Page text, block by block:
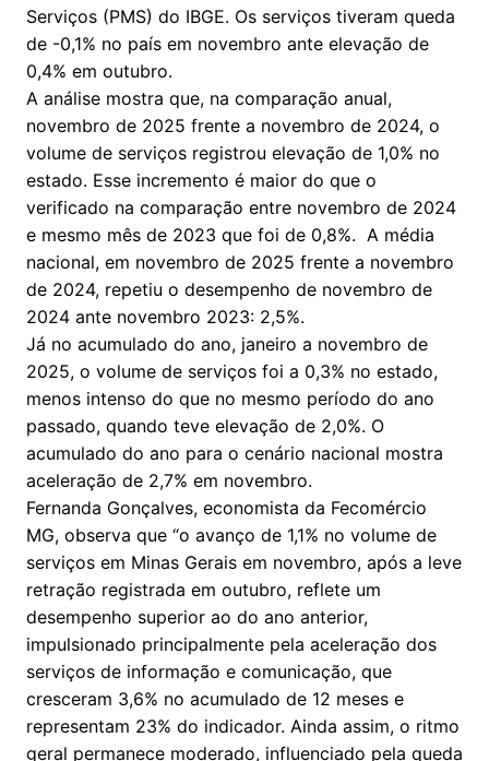
Serviços (PMS) do IBGE. Os serviços tiveram queda
de -0,1% no país em novembro ante elevação de
0,4% em outubro.
A análise mostra que, na comparação anual,
novembro de 2025 frente a novembro de 2024, o
volume de serviços registrou elevação de 1,0% no
estado. Esse incremento é maior do que o
verificado na comparação entre novembro de 2024
e mesmo mês de 2023 que foi de 0,8%. A média
nacional, em novembro de 2025 frente a novembro
de 2024, repetiu o desempenho de novembro de
2024 ante novembro 2023: 2,5%.
Já no acumulado do ano, janeiro a novembro de
2025, o volume de serviços foi a 0,3% no estado,
menos intenso do que no mesmo período do ano
passado, quando teve elevação de 2,0%. O
acumulado do ano para o cenário nacional mostra
aceleração de 2,7% em novembro.
Fernanda Gonçalves, economista da Fecomércio
MG, observa que “o avanço de 1,1% no volume de
serviços em Minas Gerais em novembro, após a leve
retração registrada em outubro, reflete um
desempenho superior ao do ano anterior,
impulsionado principalmente pela aceleração dos
serviços de informação e comunicação, que
cresceram 3,6% no acumulado de 12 meses e
representam 23% do indicador. Ainda assim, o ritmo
geral permanece moderado, influenciado pela queda